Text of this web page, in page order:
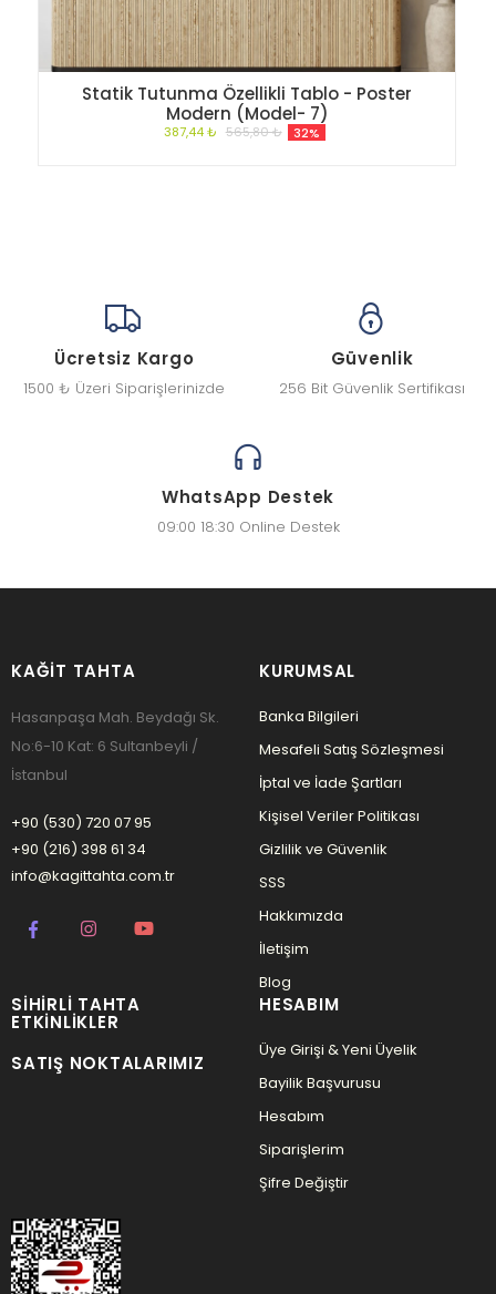
Statik Tutunma Özellikli Tablo - Poster
Modern (Model- 7)
387,44 ₺ 565,80 ₺ 32%
Ücretsiz Kargo
1500 ₺ Üzeri Siparişlerinizde
Güvenlik
256 Bit Güvenlik Sertifikası
WhatsApp Destek
09:00 18:30 Online Destek
KAĞIT TAHTA
Hasanpaşa Mah. Beydağı Sk.
No:6-10 Kat: 6 Sultanbeyli /
İstanbul
+90 (530) 720 07 95
+90 (216) 398 61 34
info@kagittahta.com.tr
KURUMSAL
Banka Bilgileri
Mesafeli Satış Sözleşmesi
İptal ve İade Şartları
Kişisel Veriler Politikası
Gizlilik ve Güvenlik
SSS
Hakkımızda
İletişim
Blog
SIHIRLI TAHTA
ETKINLIKLER
SATIŞ NOKTALARIMIZ
HESABIM
Üye Girişi & Yeni Üyelik
Bayilik Başvurusu
Hesabım
Siparişlerim
Şifre Değiştir